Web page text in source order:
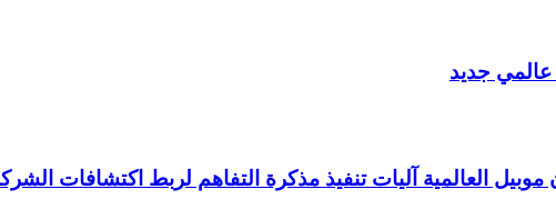
عالمي جديد
العالمية آليات تنفيذ مذكرة التفاهم لربط اكتشافات